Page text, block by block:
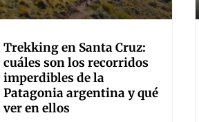
Trekking en Santa Cruz:
cuáles son los recorridos
imperdibles de la
Patagonia argentina y qué
ver en ellos